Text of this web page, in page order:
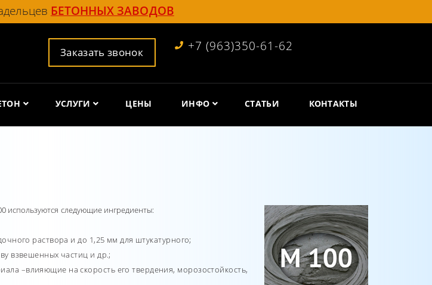
БЕТОННЫХ ЗАВОДОВ
Заказать звонок +7 (963)350-61-62
УСЛУГИ ЦЕНЫ ИНФО СТАТЬИ
КОНТАКТЫ
используются следующие ингредиенты:
раствора и до 1,25 мм для штукатурного;
взвешенных частиц и др.;
–влияющие на скорость его твердения, морозостойкость,